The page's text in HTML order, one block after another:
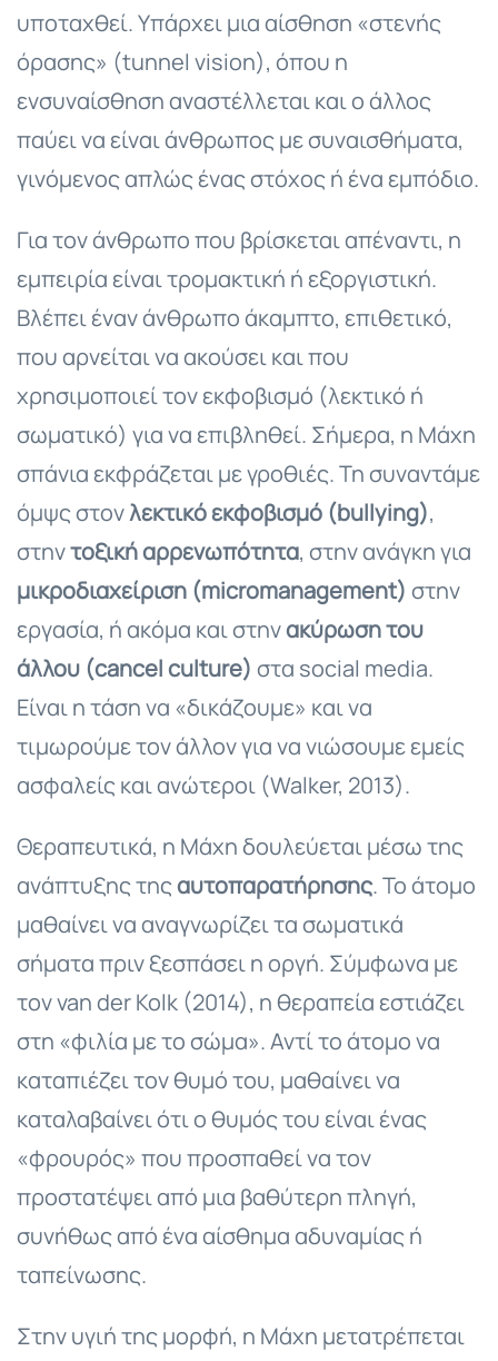
υποταχθεί. Υπάρχει μια αίσθηση «στενής
όρασης» (tunnel vision), όπου η
ενσυναίσθηση αναστέλλεται και ο άλλος
παύει να είναι άνθρωπος με συναισθήματα,
γινόμενος απλώς ένας στόχος ή ένα εμπόδιο.
Για τον άνθρωπο που βρίσκεται απέναντι, η
εμπειρία είναι τρομακτική ή εξοργιστική.
Βλέπει έναν άνθρωπο άκαμπτο, επιθετικό,
που αρνείται να ακούσει και που
χρησιμοποιεί τον εκφοβισμό (λεκτικό ή
σωματικό) για να επιβληθεί. Σήμερα, η Μάχη
σπάνια εκφράζεται με γροθιές. Τη συναντάμε
όμψς στονλεκτικό εκφοβισμό (bullying),
στηντοξική αρρενωπότητα, στην ανάγκη για
μικροδιαχείριση (micromanagement) στην
εργασία, ή ακόμα και στηνακύρωση του
άλλου (cancel culture) στα social media.
Είναι η τάση να «δικάζουμε» και να
τιμωρούμε τον άλλον για να νιώσουμε εμείς
ασφαλείς και ανώτεροι (Walker, 2013).
Θεραπευτικά, η Μάχη δουλεύεται μέσω της
ανάπτυξης τηςαυτοπαρατήρησης. Το άτομο
μαθαίνει να αναγνωρίζει τα σωματικά
σήματα πριν ξεσπάσει η οργή. Σύμφωνα με
τον van der Kolk (2014), η θεραπεία εστιάζει
στη «φιλία με το σώμα». Αντί το άτομο να
καταπιέζει τον θυμό του, μαθαίνει να
καταλαβαίνει ότι ο θυμός του είναι ένας
«φρουρός» που προσπαθεί να τον
προστατέψει από μια βαθύτερη πληγή,
συνήθως από ένα αίσθημα αδυναμίας ή
ταπείνωσης.
Στην υγιή της μορφή, η Μάχη μετατρέπεται